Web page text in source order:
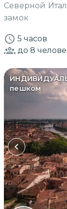
Северной
замок
5 часов
до 8
пешком